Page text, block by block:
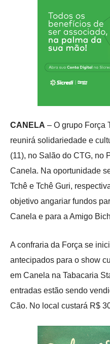
CANELA – O grupo Força
reunirá solidariedade e
(11), no Salão do CTG, no
Canela. Na oportunidade
Tchê e Tchê Guri,
objetivo angariar fundos
Canela e para a Amigo
A confraria da Força se
antecipados para o show
em Canela na Tabacaria
entradas estão sendo
Cão. No local custará R$